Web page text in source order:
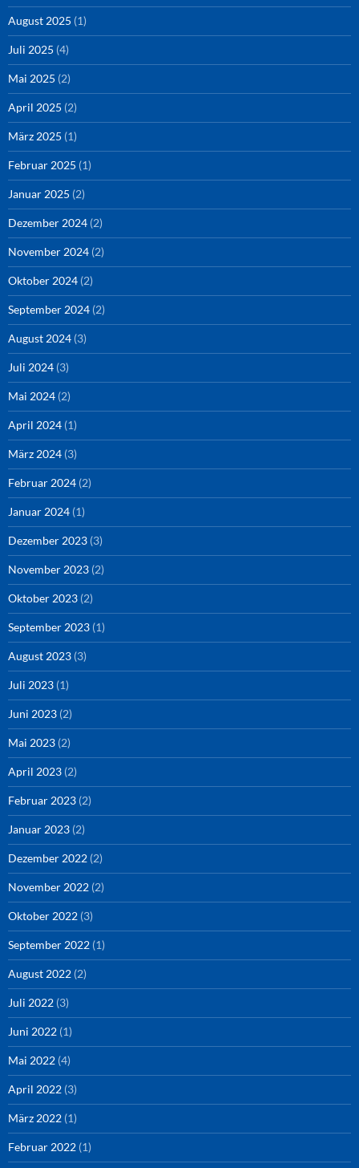
August 2025 (1)
Juli 2025 (4)
Mai 2025 (2)
April 2025 (2)
März 2025 (1)
Februar 2025 (1)
Januar 2025 (2)
Dezember 2024 (2)
November 2024 (2)
Oktober 2024 (2)
September 2024 (2)
August 2024 (3)
Juli 2024 (3)
Mai 2024 (2)
April 2024 (1)
März 2024 (3)
Februar 2024 (2)
Januar 2024 (1)
Dezember 2023 (3)
November 2023 (2)
Oktober 2023 (2)
September 2023 (1)
August 2023 (3)
Juli 2023 (1)
Juni 2023 (2)
Mai 2023 (2)
April 2023 (2)
Februar 2023 (2)
Januar 2023 (2)
Dezember 2022 (2)
November 2022 (2)
Oktober 2022 (3)
September 2022 (1)
August 2022 (2)
Juli 2022 (3)
Juni 2022 (1)
Mai 2022 (4)
April 2022 (3)
März 2022 (1)
Februar 2022 (1)